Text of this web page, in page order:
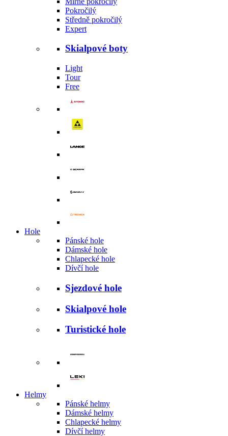
Pokročilý
Středně pokročilý
Expert
Skialpové boty
Light
Tour
Free
Hole
Pánské hole
Dámské hole
Chlapecké hole
Dívčí hole
Sjezdové hole
Skialpové hole
Turistické hole
Helmy
Pánské helmy
Dámské helmy
Chlapecké helmy
Dívčí helmy